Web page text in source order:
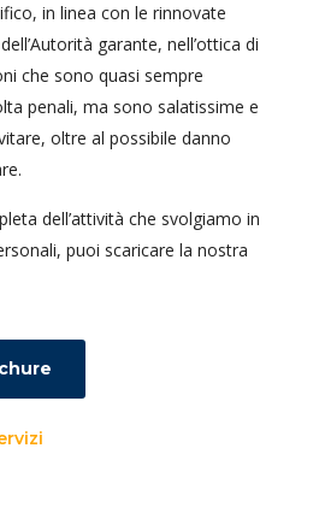
in linea con le rinnovate
garante, nell’ottica di
che sono quasi sempre
penali, ma sono salatissime e
oltre al possibile danno
dell’attività che svolgiamo in
puoi scaricare la nostra